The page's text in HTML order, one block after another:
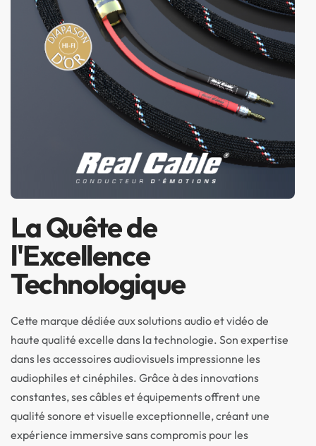
La Quête de
l'Excellence
Technologique
Cette marque dédiée aux solutions audio et vidéo de
haute qualité excelle dans la technologie. Son expertise
dans les accessoires audiovisuels impressionne les
audiophiles et cinéphiles. Grâce à des innovations
constantes, ses câbles et équipements offrent une
qualité sonore et visuelle exceptionnelle, créant une
expérience immersive sans compromis pour les